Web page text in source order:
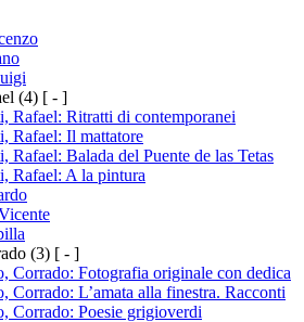
(4) [ - ]
Rafael: Ritratti di contemporanei
Rafael: Il mattatore
Rafael: Balada del Puente de las Tetas
Rafael: A la pintura
(3) [ - ]
Corrado: Fotografia originale con dedica
Corrado: L’amata alla finestra. Racconti
Corrado: Poesie grigioverdi